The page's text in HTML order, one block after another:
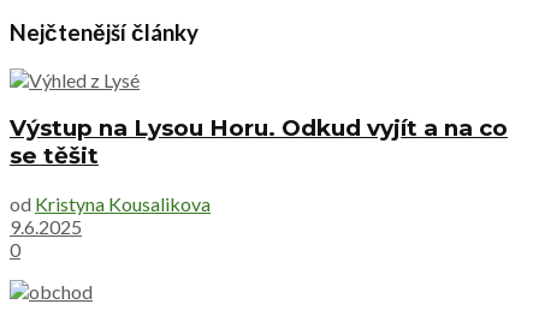
Nejčtenější články
Výstup na Lysou Horu. Odkud vyjít a na co
se těšit
od Kristyna Kousalikova
9.6.2025
0